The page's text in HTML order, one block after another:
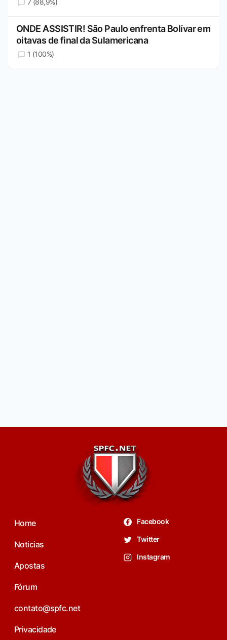
ONDE ASSISTIR! São Paulo enfrenta Bolívar em
oitavas de final da Sulamericana
1 (100%)
Home
Noticias
Apostas
Fórum
contato@spfc.net
Privacidade
Facebook
Twitter
Instagram